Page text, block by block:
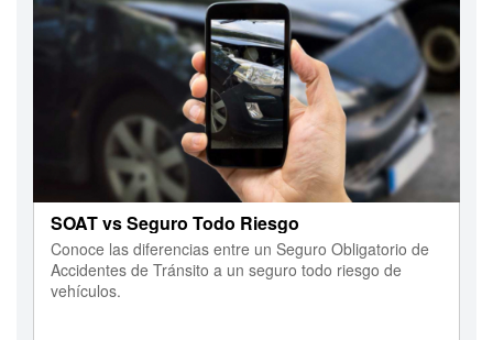
SOAT vs Seguro Todo Riesgo
Conoce las diferencias entre un Seguro Obligatorio de
Accidentes de Tránsito a un seguro todo riesgo de
vehículos.